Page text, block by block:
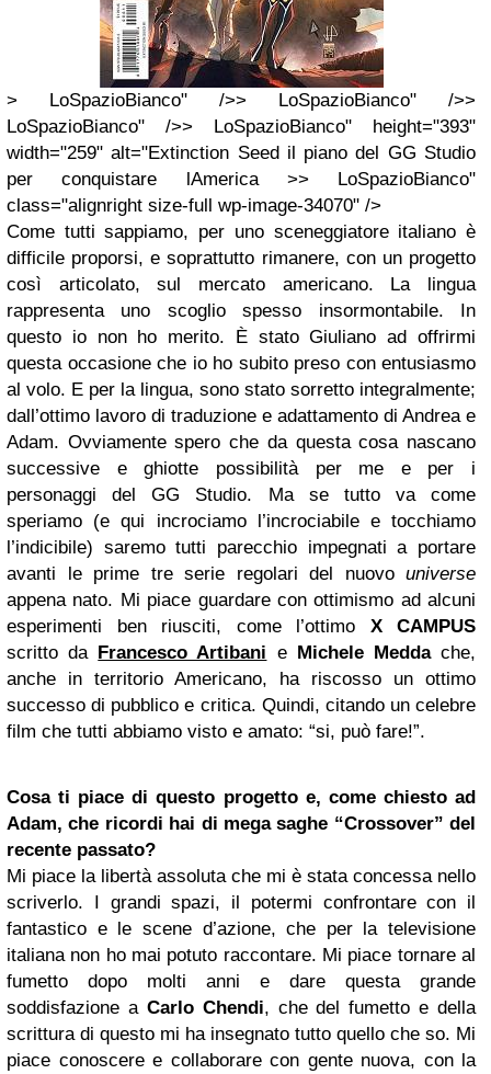
> LoSpazioBianco" />> LoSpazioBianco" />>
LoSpazioBianco" />> LoSpazioBianco" height="393"
width="259" alt="Extinction Seed il piano del GG Studio
per conquistare lAmerica >> LoSpazioBianco"
class="alignright size-full wp-image-34070" />
Come tutti sappiamo, per uno sceneggiatore italiano è
difficile proporsi, e soprattutto rimanere, con un progetto
così articolato, sul mercato americano. La lingua
rappresenta uno scoglio spesso insormontabile. In
questo io non ho merito. È stato Giuliano ad offrirmi
questa occasione che io ho subito preso con entusiasmo
al volo. E per la lingua, sono stato sorretto integralmente;
dall’ottimo lavoro di traduzione e adattamento di Andrea e
Adam. Ovviamente spero che da questa cosa nascano
successive e ghiotte possibilità per me e per i
personaggi del GG Studio. Ma se tutto va come
speriamo (e qui incrociamo l’incrociabile e tocchiamo
l’indicibile) saremo tutti parecchio impegnati a portare
avanti le prime tre serie regolari del nuovo universe
appena nato. Mi piace guardare con ottimismo ad alcuni
esperimenti ben riusciti, come l’ottimo X CAMPUS
scritto da Francesco Artibani e Michele Meddache,
anche in territorio Americano, ha riscosso un ottimo
successo di pubblico e critica. Quindi, citando un celebre
film che tutti abbiamo visto e amato: “si, può fare!”.
Cosa ti piace di questo progetto e, come chiesto ad
Adam, che ricordi hai di mega saghe “Crossover” del
recente passato?
Mi piace la libertà assoluta che mi è stata concessa nello
scriverlo. I grandi spazi, il potermi confrontare con il
fantastico e le scene d’azione, che per la televisione
italiana non ho mai potuto raccontare. Mi piace tornare al
fumetto dopo molti anni e dare questa grande
soddisfazione a Carlo Chendi, che del fumetto e della
scrittura di questo mi ha insegnato tutto quello che so. Mi
piace conoscere e collaborare con gente nuova, con la